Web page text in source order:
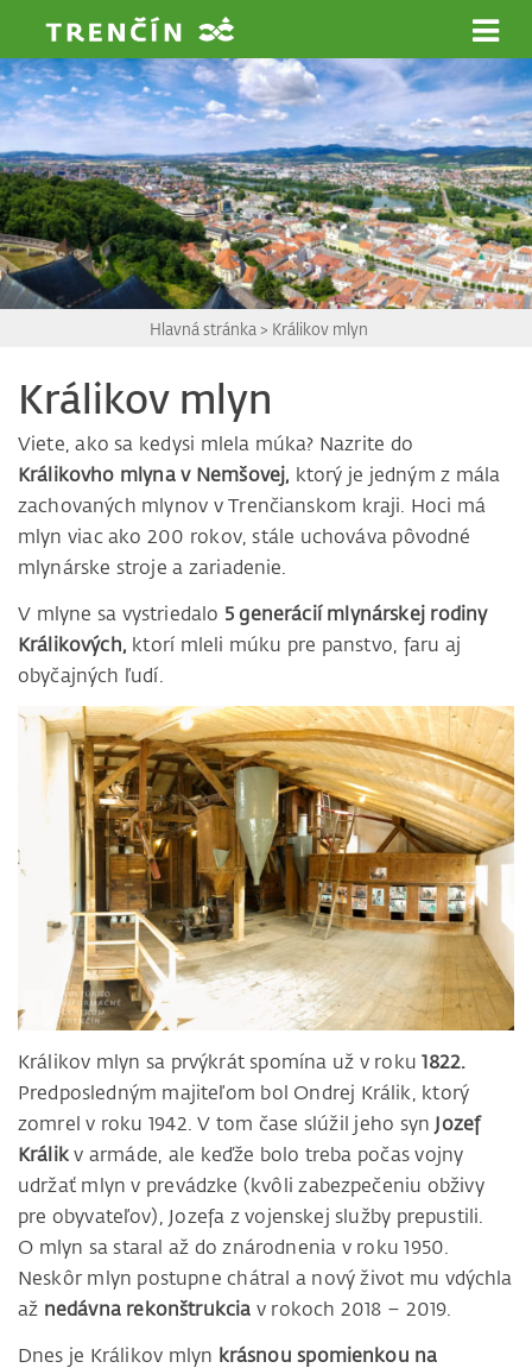
Hlavná stránka > Králikov mlyn
Králikov mlyn
Viete, ako sa kedysi mlela múka? Nazrite do
Králikovho mlyna v Nemšovej, ktorý je jedným z mála
zachovaných mlynov v Trenčianskom kraji. Hoci má
mlyn viac ako 200 rokov, stále uchováva pôvodné
mlynárske stroje a zariadenie.
V mlyne sa vystriedalo 5 generácií mlynárskej rodiny
Králikových, ktorí mleli múku pre panstvo, faru aj
obyčajných ľudí.
Králikov mlyn sa prvýkrát spomína už v roku1822.
Predposledným majiteľom bol Ondrej Králik, ktorý
zomrel v roku 1942. V tom čase slúžil jeho syn Jozef
Králikv armáde, ale keďže bolo treba počas vojny
udržať mlyn v prevádzke (kvôli zabezpečeniu obživy
pre obyvateľov), Jozefa z vojenskej služby prepustili.
O mlyn sa staral až do znárodnenia v roku 1950.
Neskôr mlyn postupne chátral a nový život mu vdýchla
až nedávna rekonštrukcia v rokoch 2018 – 2019.
Dnes je Králikov mlyn krásnou spomienkou na